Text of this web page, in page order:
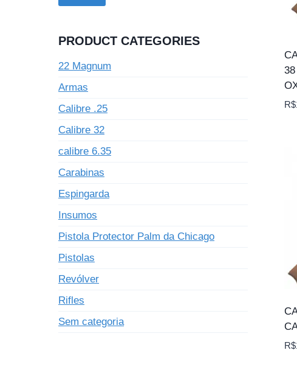
R$
R$
PRODUCT CATEGORIES
22 Magnum
Armas
Calibre .25
Calibre 32
calibre 6.35
Carabinas
Espingarda
Insumos
Pistola Protector Palm da Chicago
Pistolas
Revólver
Rifles
Sem categoria